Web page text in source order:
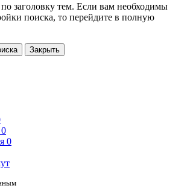
заголовку тем. Если вам необходимы
поиска, то перейдите в полную
Закрыть
0
0